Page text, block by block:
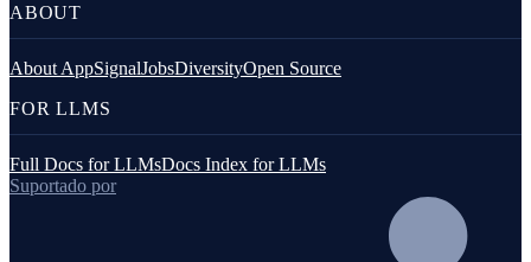
ABOUT
About AppSignalJobsDiversityOpen Source
FOR LLMS
Full Docs for LLMsDocs Index for LLMs
Suportado por